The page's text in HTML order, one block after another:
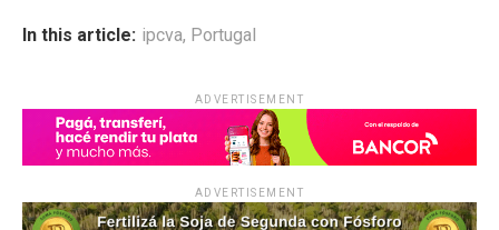
ce
o
k
at
p
p
ke
m
ar
tir
In this article: ipcva, Portugal
ADVERTISEMENT
ADVERTISEMENT